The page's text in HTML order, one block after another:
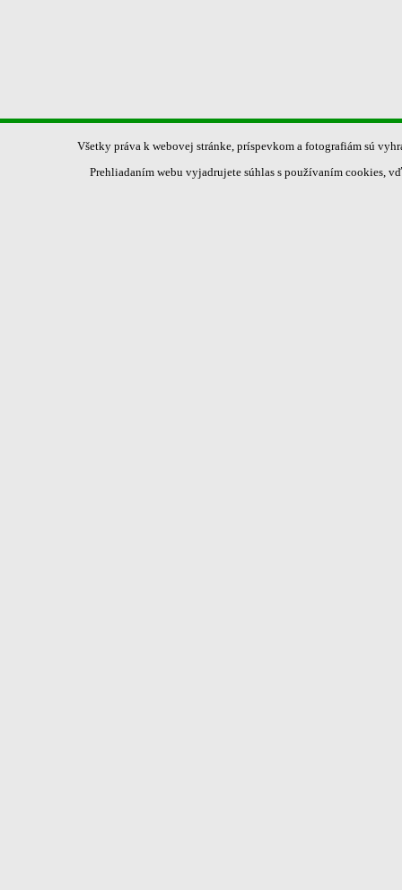
Všetky práva k webovej stránke, príspevkom a fotografiám sú
Prehliadaním webu vyjadrujete súhlas s používaním cookies,